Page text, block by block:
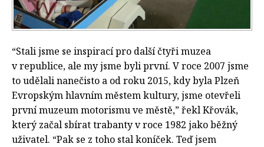
“Stali jsme se inspirací pro další čtyři muzea
v republice, ale my jsme byli první. V roce 2007 jsme
to udělali nanečisto a od roku 2015, kdy byla Plzeň
Evropským hlavním městem kultury, jsme otevřeli
první muzeum motorismu ve městě,” řekl Křovák,
který začal sbírat trabanty v roce 1982 jako běžný
uživatel. “Pak se z toho stal koníček. Teď jsem